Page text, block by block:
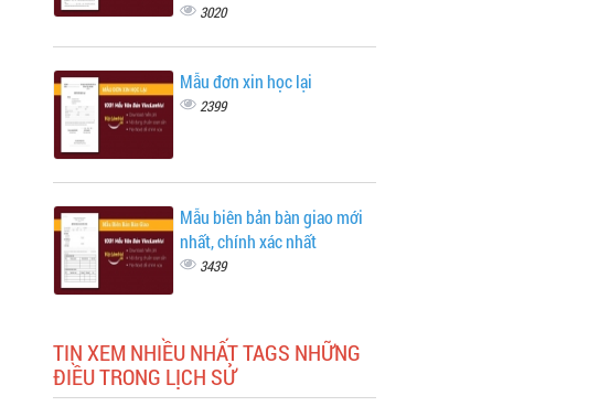
3020
Mẫu đơn xin học lại
2399
Mẫu biên bản bàn giao mới
nhất, chính xác nhất
3439
TIN XEM NHIỀU NHẤT TAGS NHỮNG
ĐIỀU TRONG LỊCH SỬ